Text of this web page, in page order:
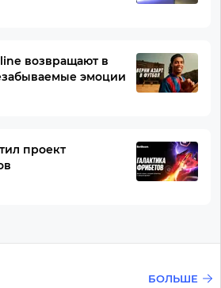
возвращают в
эмоции
проект
БОЛЬШЕ